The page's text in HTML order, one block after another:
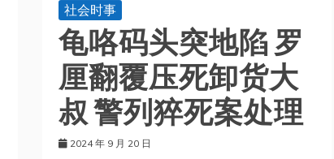
社会时事
龟咯码头突地陷 罗
厘翻覆压死卸货大
叔 警列猝死案处理
2024 年 9 月 20 日